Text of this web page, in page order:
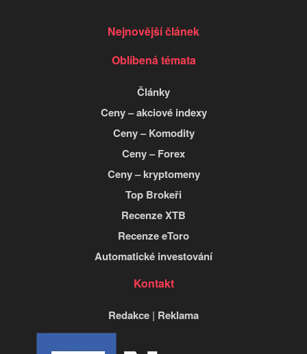
Nejnovější článek
Oblíbená témata
Články
Ceny – akciové indexy
Ceny – Komodity
Ceny – Forex
Ceny – kryptomeny
Top Brokeři
Recenze XTB
Recenze eToro
Automatické investování
Kontakt
Redakce | Reklama